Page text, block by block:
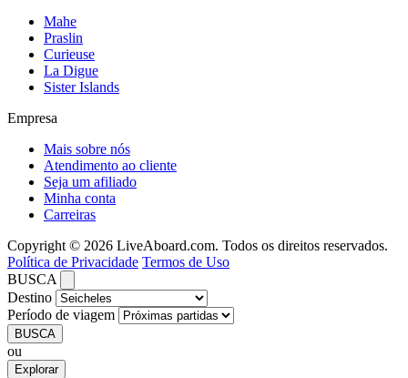
Mahe
Praslin
Curieuse
La Digue
Sister Islands
Empresa
Mais sobre nós
Atendimento ao cliente
Seja um afiliado
Minha conta
Carreiras
Copyright © 2026 LiveAboard.com. Todos os direitos reservados.
Política de Privacidade Termos de Uso
BUSCA
Destino
Período de viagem
BUSCA
ou
Explorar